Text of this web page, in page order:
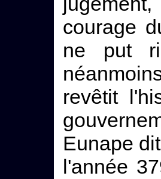
courage
ne put
revêtit
Eunape
l'année